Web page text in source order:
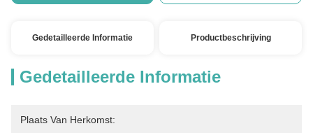
Gedetailleerde Informatie Productbeschrijving
Gedetailleerde Informatie
Plaats Van Herkomst: